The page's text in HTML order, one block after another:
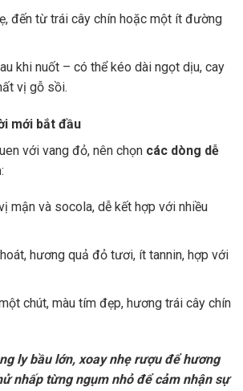
đến từ trái cây chín hoặc một ít đường
khi nuốt – có thể kéo dài ngọt dịu, cay
vị gỗ sồi.
mới bắt đầu
với vang đỏ, nên chọn các dòng dễ
:
mận và socola, dễ kết hợp với nhiều
hương quả đỏ tươi, ít tannin, hợp với
chút, màu tím đẹp, hương trái cây chín
ly bầu lớn, xoay nhẹ rượu để hương
nhấp từng ngụm nhỏ để cảm nhận sự